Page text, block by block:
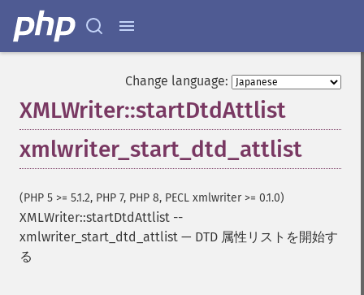
Change language:
XMLWriter::startDtdAttlist
xmlwriter_start_dtd_attlist
(PHP 5 >= 5.1.2, PHP 7, PHP 8, PECL xmlwriter >= 0.1.0)
XMLWriter::startDtdAttlist --
xmlwriter_start_dtd_attlist — DTD 属性リストを開始す
る